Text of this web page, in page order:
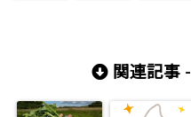
関連記事 -